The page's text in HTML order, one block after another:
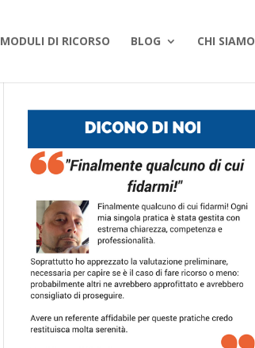
MODULI DI RICORSO BLOG CHI SIAMO